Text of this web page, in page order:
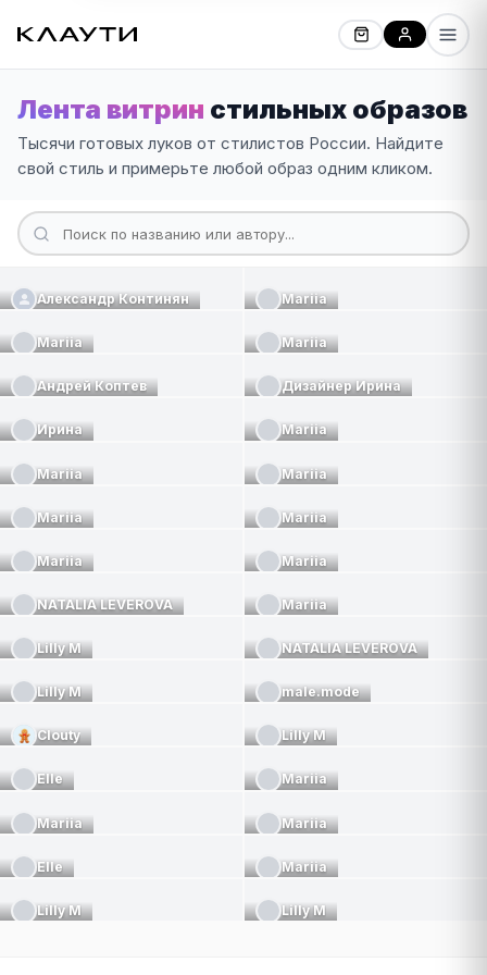
Лента витрин стильных образов
Тысячи готовых луков от стилистов России. Найдите
свой стиль и примерьте любой образ одним кликом.
Александр Континян Mariia
Mariia Mariia
Андрей Коптев Дизайнер Ирина
Ирина Mariia
Mariia Mariia
Mariia Mariia
Mariia Mariia
NATALIA LEVEROVA Mariia
Lilly M NATALIA LEVEROVA
Lilly M male.mode
Clouty Lilly M
Elle Mariia
Mariia Mariia
Elle Mariia
Lilly M Lilly M